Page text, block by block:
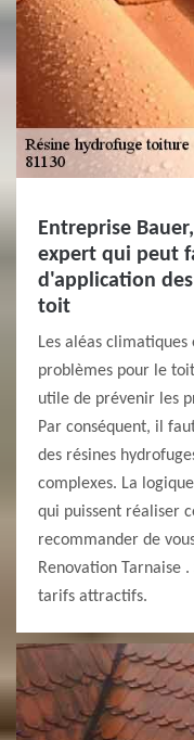
Entreprise
expert qui peut
d'application
toit
Les aléas
problèmes pour le
utile de prévenir les
Par conséquent, il
des résines
complexes. La
qui puissent réaliser
recommander de
Renovation Tarnaise
tarifs attractifs.